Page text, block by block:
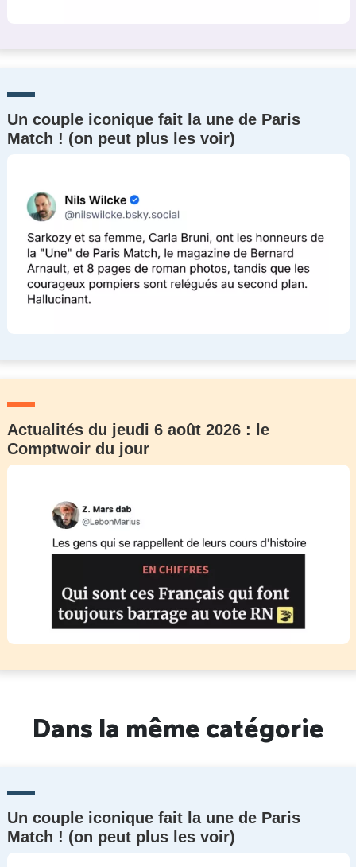
Un couple iconique fait la une de Paris
Match ! (on peut plus les voir)
Actualités du jeudi 6 août 2026 : le
Comptwoir du jour
Dans la même catégorie
Un couple iconique fait la une de Paris
Match ! (on peut plus les voir)